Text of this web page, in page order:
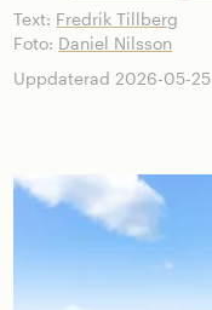
Text: Fredrik Tillberg
Foto: Daniel Nilsson
Uppdaterad 2026-05-25